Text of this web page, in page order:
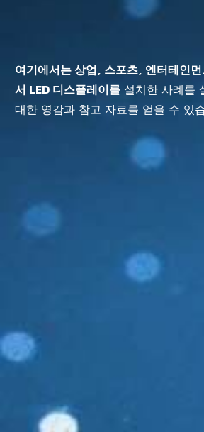
여기에서는 상업, 스포츠, 엔터테인먼
서 LED 디스플레이를설치한 사례를
대한 영감과 참고 자료를 얻을 수 있